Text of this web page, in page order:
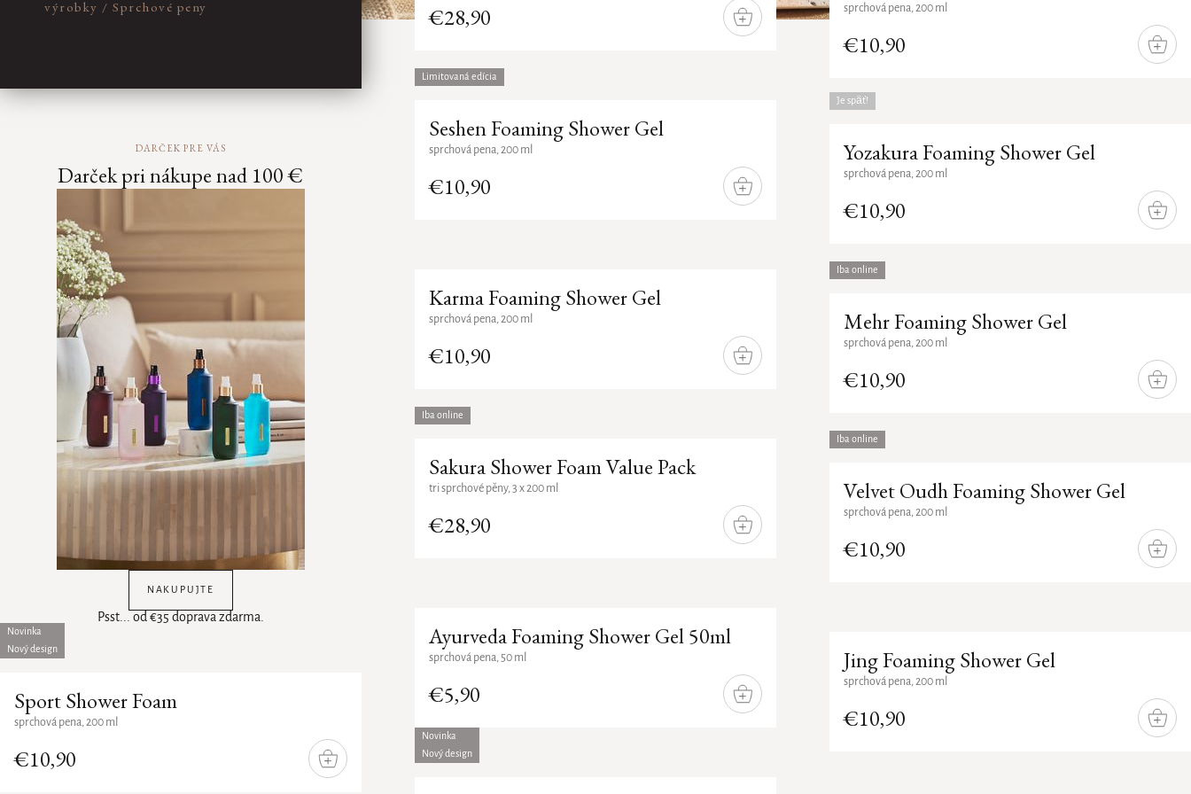
výrobky / Sprchové peny
DARČEK PRE VÁS
Darček pri nákupe nad 100 €
NAKUPUJTE
Psst... od €35 doprava zdarma.
€28,90
DO
KOŠÍKA
€10,90
DO
sprchová pena, 200 ml
Limitovaná edícia
Seshen Foaming Shower Gel
€10,90
DO
KOŠÍKA
sprchová pena, 200 ml
Je späť!
Yozakura Foaming Shower Gel
€10,90
DO
sprchová pena, 200 ml
Karma Foaming Shower Gel
€10,90
DO
KOŠÍKA
sprchová pena, 200 ml
Iba online
Mehr Foaming Shower Gel
€10,90
DO
sprchová pena, 200 ml
Iba online
Sakura Shower Foam Value Pack
€28,90
DO
KOŠÍKA
tri sprchové pěny, 3 x 200 ml
Iba online
Velvet Oudh Foaming Shower Gel
€10,90
DO
sprchová pena, 200 ml
Ayurveda Foaming Shower Gel 50ml
€5,90
DO
KOŠÍKA
sprchová pena, 50 ml Jing Foaming Shower Gel
€10,90
DO
sprchová pena, 200 ml
Novinka
Nový design
Sport Shower Foam
€10,90
DO
KOŠÍKA
sprchová pena, 200 ml
Novinka
Nový design